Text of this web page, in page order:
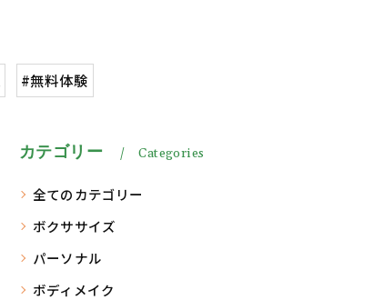
#無料体験
カテゴリー Categories
全てのカテゴリー
ボクササイズ
パーソナル
ボディメイク